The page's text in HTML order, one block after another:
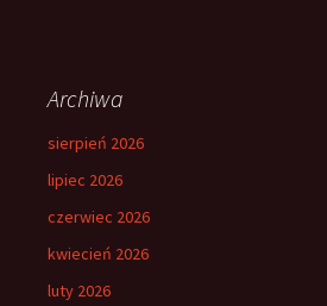
Archiwa
sierpień 2026
lipiec 2026
czerwiec 2026
kwiecień 2026
luty 2026